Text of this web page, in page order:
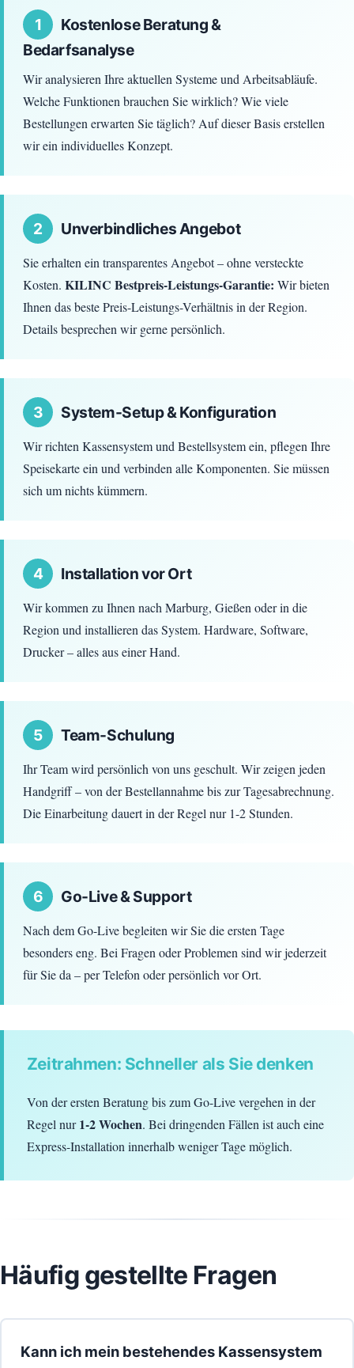
1
Kostenlose Beratung &
Bedarfsanalyse
Wir analysieren Ihre aktuellen Systeme und Arbeitsabläufe.
Welche Funktionen brauchen Sie wirklich? Wie viele
Bestellungen erwarten Sie täglich? Auf dieser Basis erstellen
wir ein individuelles Konzept.
2 Unverbindliches Angebot
Sie erhalten ein transparentes Angebot – ohne versteckte
Kosten. KILINC Bestpreis-Leistungs-Garantie: Wir bieten
Ihnen das beste Preis-Leistungs-Verhältnis in der Region.
Details besprechen wir gerne persönlich.
3 System-Setup & Konfiguration
Wir richten Kassensystem und Bestellsystem ein, pflegen Ihre
Speisekarte ein und verbinden alle Komponenten. Sie müssen
sich um nichts kümmern.
4 Installation vor Ort
Wir kommen zu Ihnen nach Marburg, Gießen oder in die
Region und installieren das System. Hardware, Software,
Drucker – alles aus einer Hand.
5 Team-Schulung
Ihr Team wird persönlich von uns geschult. Wir zeigen jeden
Handgriff – von der Bestellannahme bis zur Tagesabrechnung.
Die Einarbeitung dauert in der Regel nur 1-2 Stunden.
6 Go-Live & Support
Nach dem Go-Live begleiten wir Sie die ersten Tage
besonders eng. Bei Fragen oder Problemen sind wir jederzeit
für Sie da – per Telefon oder persönlich vor Ort.
Zeitrahmen: Schneller als Sie denken
Von der ersten Beratung bis zum Go-Live vergehen in der
Regel nur1-2 Wochen. Bei dringenden Fällen ist auch eine
Express-Installation innerhalb weniger Tage möglich.
Häufig gestellte Fragen
Kann ich mein bestehendes Kassensystem